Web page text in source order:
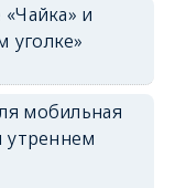
и
уголке»
мобильная
утреннем